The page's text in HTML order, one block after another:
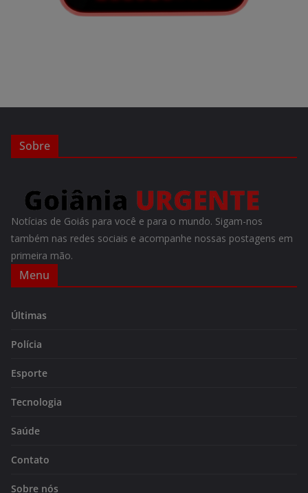
Sobre
Notícias de Goiás para você e para o mundo. Sigam-nos
também nas redes sociais e acompanhe nossas postagens em
primeira mão.
Menu
Últimas
Polícia
Esporte
Tecnologia
Saúde
Contato
Sobre nós